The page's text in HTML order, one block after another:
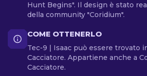
Hunt Begins". Il design è stato
della community "Coridium".
COME OTTENERLO
Tec-9 | Isaac può essere trovato
Cacciatore. Appartiene anche a
Cacciatore.